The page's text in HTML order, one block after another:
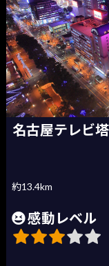
名古屋テレビ
約13.4km
感動レベル